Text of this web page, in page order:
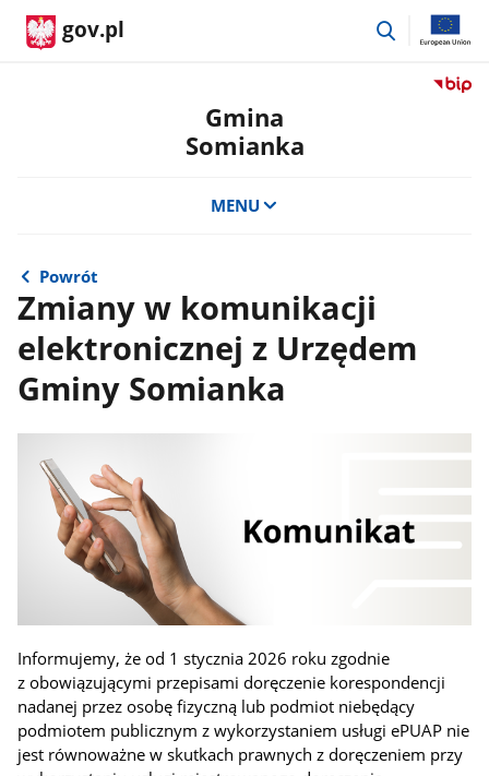
gov.pl
przejdź
Przejdź
Gmina
Somianka
MENU
Powrót
Zmiany w komunikacji
elektronicznej z Urzędem
Gminy Somianka
Informujemy, że od 1 stycznia 2026 roku zgodnie
z obowiązującymi przepisami doręczenie korespondencji
nadanej przez osobę fizyczną lub podmiot niebędący
podmiotem publicznym z wykorzystaniem usługi ePUAP nie
jest równoważne w skutkach prawnych z doręczeniem przy